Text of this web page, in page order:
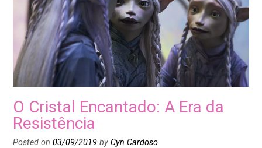
O Cristal Encantado: A Era da
Resistência
Posted on 03/09/2019 by Cyn Cardoso